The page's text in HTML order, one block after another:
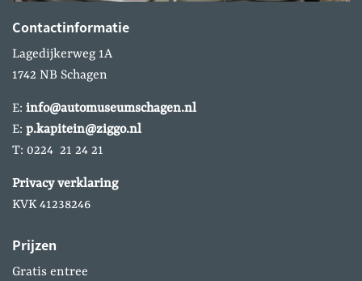
Contactinformatie
Lagedijkerweg 1A
1742 NB Schagen
E: info@automuseumschagen.nl
E: p.kapitein@ziggo.nl
T: 0224 21 24 21
Privacy verklaring
KVK 41238246
Prijzen
Gratis entree